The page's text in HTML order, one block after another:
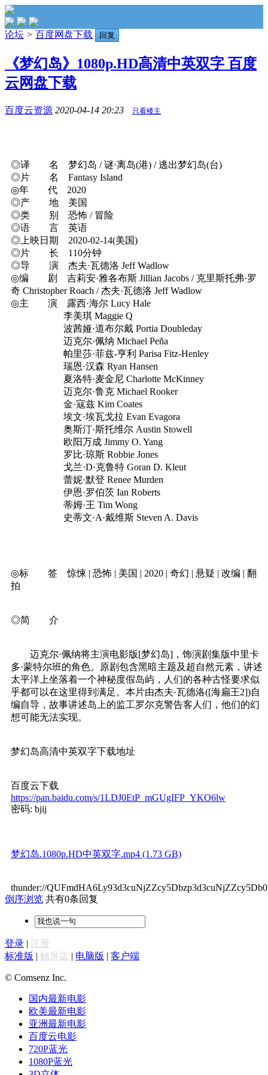
论坛 > 百度网盘下载 回复
《梦幻岛》1080p.HD高清中英双字 百度
云网盘下载
百度云资源 2020-04-14 20:23 只看楼主
◎译 名 梦幻岛 / 谜·离岛(港) / 逃出梦幻岛(台)
◎片 名 Fantasy Island
◎年 代 2020
◎产 地 美国
◎类 别 恐怖 / 冒险
◎语 言 英语
◎上映日期 2020-02-14(美国)
◎片 长 110分钟
◎导 演 杰夫·瓦德洛 Jeff Wadlow
◎编 剧 吉莉安·雅各布斯 Jillian Jacobs / 克里斯托弗·罗
奇 Christopher Roach / 杰夫·瓦德洛 Jeff Wadlow
◎主 演 露西·海尔 Lucy Hale
李美琪 Maggie Q
波茜娅·道布尔戴 Portia Doubleday
迈克尔·佩纳 Michael Peña
帕里莎·菲兹-亨利 Parisa Fitz-Henley
瑞恩·汉森 Ryan Hansen
夏洛特·麦金尼 Charlotte McKinney
迈克尔·鲁克 Michael Rooker
金·寇兹 Kim Coates
埃文·埃瓦戈拉 Evan Evagora
奥斯汀·斯托维尔 Austin Stowell
欧阳万成 Jimmy O. Yang
罗比·琼斯 Robbie Jones
戈兰·D·克鲁特 Goran D. Kleut
蕾妮·默登 Renee Murden
伊恩·罗伯茨 Ian Roberts
蒂姆·王 Tim Wong
史蒂文·A·戴维斯 Steven A. Davis
◎标 签 惊悚 | 恐怖 | 美国 | 2020 | 奇幻 | 悬疑 | 改编 | 翻
拍
◎简 介
迈克尔·佩纳将主演电影版[梦幻岛]，饰演剧集版中里卡
多·蒙特尔班的角色。原剧包含黑暗主题及超自然元素，讲述
太平洋上坐落着一个神秘度假岛屿，人们的各种古怪要求似
乎都可以在这里得到满足。本片由杰夫·瓦德洛([海扁王2])自
编自导，故事讲述岛上的监工罗尔克警告客人们，他们的幻
想可能无法实现。
梦幻岛高清中英双字下载地址
百度云下载
https://pan.baidu.com/s/1LDJ0EtP_mGUgIFP_YKO6lw
密码: bjij
梦幻岛.1080p.HD中英双字.mp4 (1.73 GB)
thunder://
倒序浏览 共有0条回复
登录 | 注册
标准版 | 触屏版 | 电脑版 | 客户端
© Comsenz Inc.
国内最新电影
欧美最新电影
亚洲最新电影
百度云电影
720P蓝光
1080P蓝光